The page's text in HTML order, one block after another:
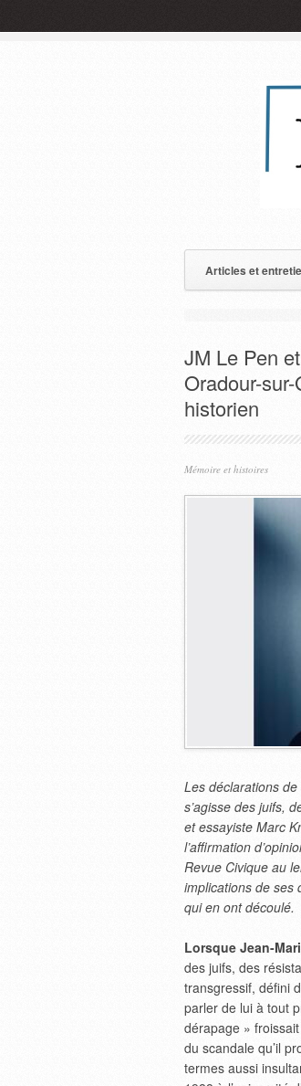
Articles et
JM Le Pen
Oradour-
historien
Mémoire et histoires
Les déclarations
s’agisse des juifs,
et essayiste Marc
l’affirmation
Revue Civique au
implications de ses
qui en ont découlé.
Lorsque Jean-
des juifs, des
transgressif, défini
parler de lui à tout
dérapage »
du scandale qu’il
termes aussi